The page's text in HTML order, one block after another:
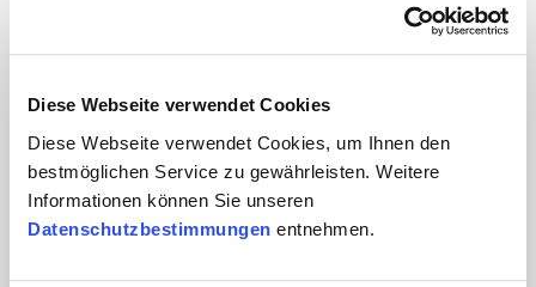
Diese Webseite verwendet Cookies
Diese Webseite verwendet Cookies, um Ihnen den
bestmöglichen Service zu gewährleisten. Weitere
Informationen können Sie unseren
Datenschutzbestimmungen entnehmen.
ICT
Industrie
Lebensmittel und Verpackung
Luftfahrt